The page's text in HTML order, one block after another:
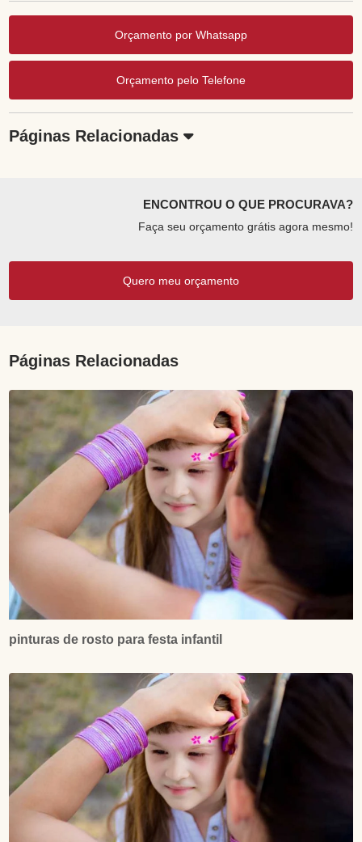
Orçamento por Whatsapp
Orçamento pelo Telefone
Páginas Relacionadas
ENCONTROU O QUE PROCURAVA?
Faça seu orçamento grátis agora mesmo!
Quero meu orçamento
Páginas Relacionadas
pinturas de rosto para festa infantil